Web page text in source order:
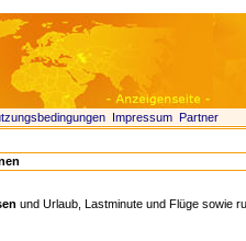
Impressum Partner
und Urlaub, Lastminute und Flüge sowie